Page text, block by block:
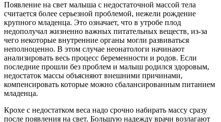
Появление на свет малыша с недостаточной массой тела
считается более серьезной проблемой, нежели рождение
крупного младенца. Это означает, что в утробе плод
недополучал жизненно важных питательных веществ, из-за
чего некоторые внутренние органы могли развиваться
неполноценно. В этом случае неонатологи начинают
анализировать весь процесс беременности и родов. Если
последние прошли без проблем и малыш родился здоровым,
недостаток массы объясняют внешними причинами,
компенсировать которые можно сбалансированным питанием
младенца.
Крохе с недостатком веса надо срочно набирать массу сразу
после появления на свет. Большую надежду врачи возлагают